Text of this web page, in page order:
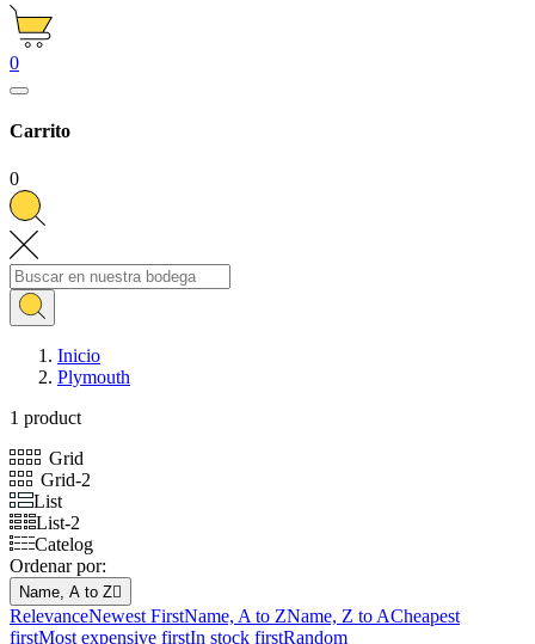
0
Carrito
0
Inicio
Plymouth
1 product
Grid
Grid-2
List
List-2
Catelog
Ordenar por:
Name, A to Z
RelevanceNewest FirstName, A to ZName, Z to ACheapest
firstMost expensive firstIn stock firstRandom